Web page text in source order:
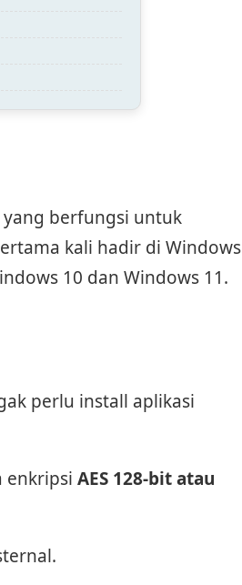
berfungsi untuk
kali hadir di Windows
10 dan Windows 11.
perlu install aplikasi
enkripsi AES 128-bit atau